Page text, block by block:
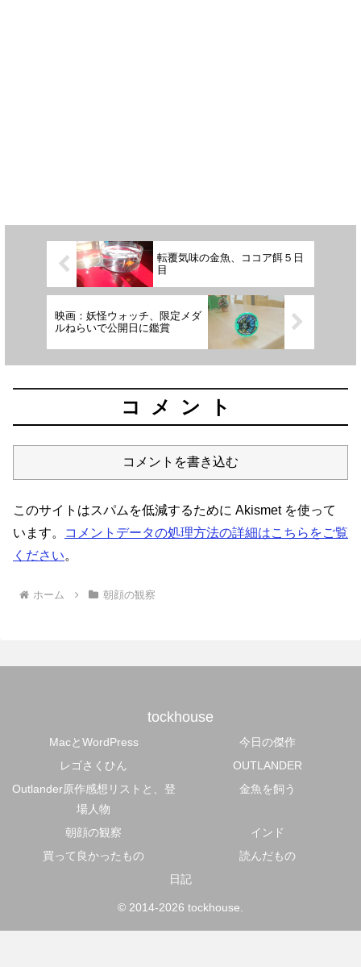
転覆気味の金魚、ココア餌５日
目
映画：妖怪ウォッチ、限定メダ
ルねらいで公開日に鑑賞
コメント
コメントを書き込む
このサイトはスパムを低減するために Akismet を使って
います。
コメントデータの処理方法の詳細はこちらをご覧
ください。
ホーム 朝顔の観察
tockhouse
MacとWordPress
今日の傑作
レゴさくひん
OUTLANDER
Outlander原作感想リストと、登
場人物
金魚を飼う
朝顔の観察
インド
買って良かったもの
読んだもの
日記
© 2014-2026 tockhouse.